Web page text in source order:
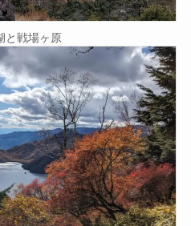
と戦場ヶ原